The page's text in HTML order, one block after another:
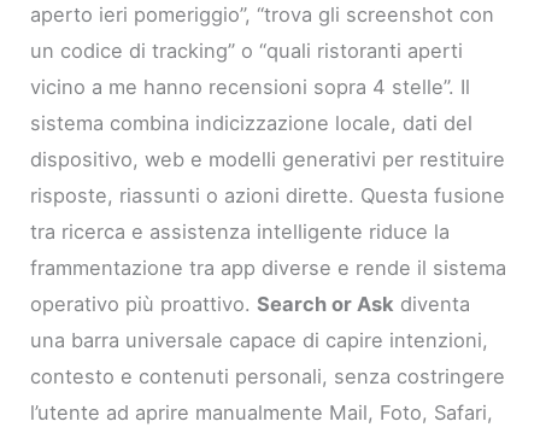
aperto ieri pomeriggio”, “trova gli screenshot con
un codice di tracking” o “quali ristoranti aperti
vicino a me hanno recensioni sopra 4 stelle”. Il
sistema combina indicizzazione locale, dati del
dispositivo, web e modelli generativi per restituire
risposte, riassunti o azioni dirette. Questa fusione
tra ricerca e assistenza intelligente riduce la
frammentazione tra app diverse e rende il sistema
operativo più proattivo.Search or Ask diventa
una barra universale capace di capire intenzioni,
contesto e contenuti personali, senza costringere
l’utente ad aprire manualmente Mail, Foto, Safari,